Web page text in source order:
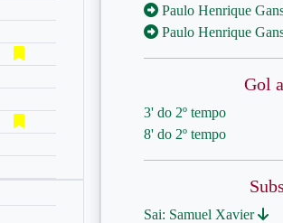
Paulo Henrique
Paulo Henrique
Gol
3' do 2º tempo
8' do 2º tempo
Sai: Samuel Xavier